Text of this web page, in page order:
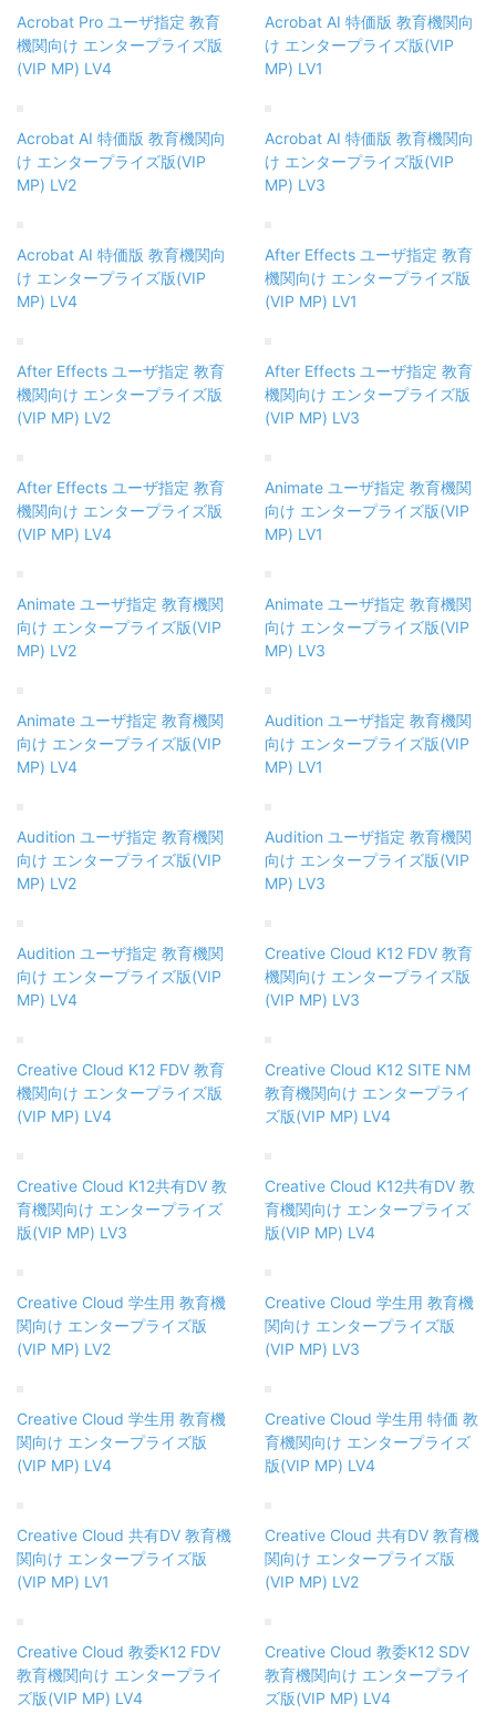
Acrobat Pro ユーザ指定 教育
機関向け エンタープライズ版
(VIP MP) LV4
Acrobat AI 特価版 教育機関向
け エンタープライズ版(VIP
MP) LV1
Acrobat AI 特価版 教育機関向
け エンタープライズ版(VIP
MP) LV2
Acrobat AI 特価版 教育機関向
け エンタープライズ版(VIP
MP) LV3
Acrobat AI 特価版 教育機関向
け エンタープライズ版(VIP
MP) LV4
After Effects ユーザ指定 教育
機関向け エンタープライズ版
(VIP MP) LV1
After Effects ユーザ指定 教育
機関向け エンタープライズ版
(VIP MP) LV2
After Effects ユーザ指定 教育
機関向け エンタープライズ版
(VIP MP) LV3
After Effects ユーザ指定 教育
機関向け エンタープライズ版
(VIP MP) LV4
Animate ユーザ指定 教育機関
向け エンタープライズ版(VIP
MP) LV1
Animate ユーザ指定 教育機関
向け エンタープライズ版(VIP
MP) LV2
Animate ユーザ指定 教育機関
向け エンタープライズ版(VIP
MP) LV3
Animate ユーザ指定 教育機関
向け エンタープライズ版(VIP
MP) LV4
Audition ユーザ指定 教育機関
向け エンタープライズ版(VIP
MP) LV1
Audition ユーザ指定 教育機関
向け エンタープライズ版(VIP
MP) LV2
Audition ユーザ指定 教育機関
向け エンタープライズ版(VIP
MP) LV3
Audition ユーザ指定 教育機関
向け エンタープライズ版(VIP
MP) LV4
Creative Cloud K12 FDV 教育
機関向け エンタープライズ版
(VIP MP) LV3
Creative Cloud K12 FDV 教育
機関向け エンタープライズ版
(VIP MP) LV4
Creative Cloud K12 SITE NM
教育機関向け エンタープライ
ズ版(VIP MP) LV4
Creative Cloud K12共有DV 教
育機関向け エンタープライズ
版(VIP MP) LV3
Creative Cloud K12共有DV 教
育機関向け エンタープライズ
版(VIP MP) LV4
Creative Cloud 学生用 教育機
関向け エンタープライズ版
(VIP MP) LV2
Creative Cloud 学生用 教育機
関向け エンタープライズ版
(VIP MP) LV3
Creative Cloud 学生用 教育機
関向け エンタープライズ版
(VIP MP) LV4
Creative Cloud 学生用 特価 教
育機関向け エンタープライズ
版(VIP MP) LV4
Creative Cloud 共有DV 教育機
関向け エンタープライズ版
(VIP MP) LV1
Creative Cloud 共有DV 教育機
関向け エンタープライズ版
(VIP MP) LV2
Creative Cloud 教委K12 FDV
教育機関向け エンタープライ
ズ版(VIP MP) LV4
Creative Cloud 教委K12 SDV
教育機関向け エンタープライ
ズ版(VIP MP) LV4